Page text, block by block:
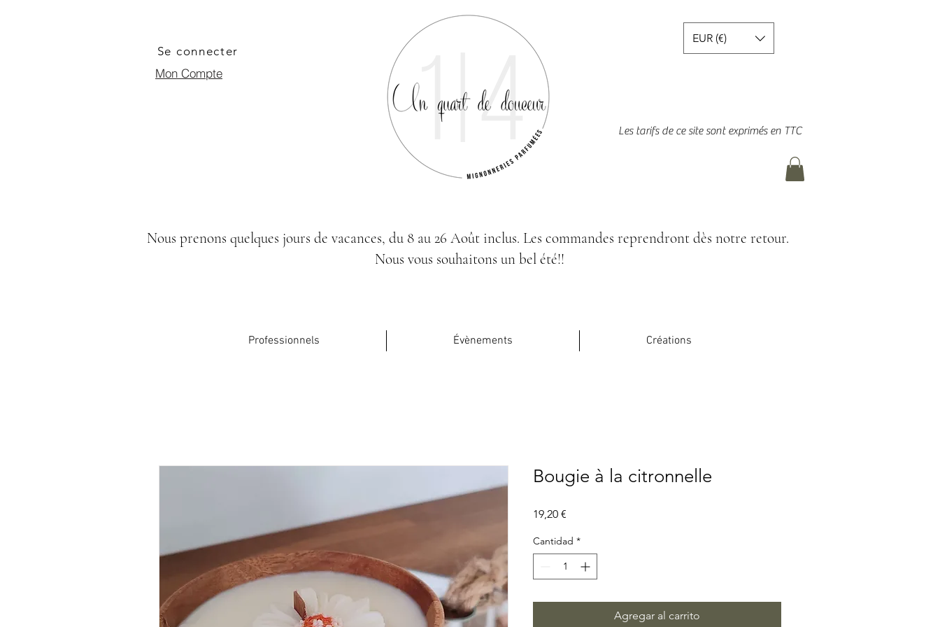
Se connecter
Mon Compte
EUR (€)
Les tarifs de ce site sont exprimés en TTC
Nous prenons quelques jours de vacances, du 8 au 26 Août inclus. Les commandes reprendront dès notre retour.
Nous vous souhaitons un bel été!!
Professionnels Évènements Créations
Bougie à la citronnelle
19,20 €
Cantidad *
Agregar al carrito